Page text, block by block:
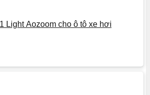
Light Aozoom cho ô tô xe hơi